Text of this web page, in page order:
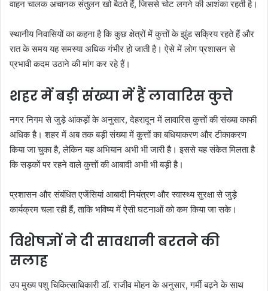
वाहन चालक अचानक संतुलन खो बैठते हैं, जिससे चोट लगने की आशंका रहती है।
स्थानीय निवासियों का कहना है कि कुछ क्षेत्रों में कुत्तों के झुंड सक्रिय रहते हैं और
रात के समय यह समस्या अधिक गंभीर हो जाती है। ऐसे में लोग प्रशासन से
प्रभावी कदम उठाने की मांग कर रहे हैं।
शहर में बड़ी संख्या में हैं लावारिस कुत्ते
नगर निगम से जुड़े आंकड़ों के अनुसार, देहरादून में लावारिस कुत्तों की संख्या काफी
अधिक है। शहर में अब तक बड़ी संख्या में कुत्तों का बधियाकरण और टीकाकरण
किया जा चुका है, लेकिन यह अभियान अभी भी जारी है। इससे यह संकेत मिलता है
कि सड़कों पर रहने वाले कुत्तों की आबादी अभी भी बड़ी है।
प्रशासन और संबंधित एजेंसियां आबादी नियंत्रण और स्वास्थ्य सुरक्षा से जुड़े
कार्यक्रम चला रही हैं, ताकि भविष्य में ऐसी घटनाओं को कम किया जा सके।
विशेषज्ञों ने दी सावधानी बरतने की
सलाह
उप मुख्य पशु चिकित्साधिकारी डॉ. राजीव मोहन के अनुसार, गर्मी बढ़ने के साथ